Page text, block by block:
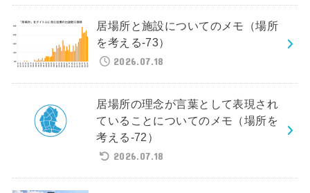
居場所と施設についてのメモ（場所
を考える-73）
2026.07.18
居場所の理念が言葉として表現され
ていることについてのメモ（場所を
考える-72）
2026.07.18